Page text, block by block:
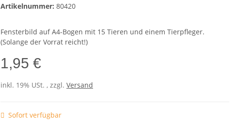
Artikelnummer: 80420
Fensterbild auf A4-Bogen mit 15 Tieren und einem Tierpfleger.
(Solange der Vorrat reicht!)
1,95 €
inkl. 19% USt. , zzgl. Versand
Sofort verfügbar